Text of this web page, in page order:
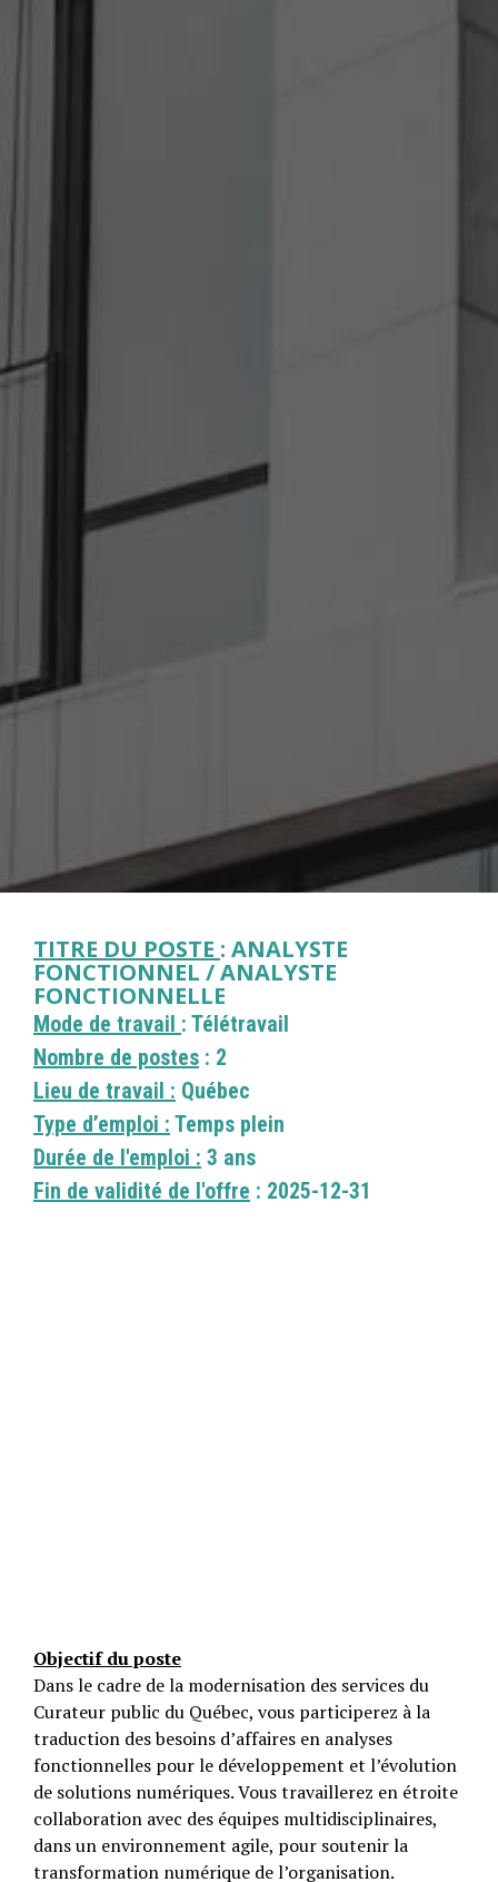
TITRE DU POSTE : ANALYSTE
FONCTIONNEL / ANALYSTE
FONCTIONNELLE
Mode de travail : Télétravail
Nombre de postes : 2
Lieu de travail : Québec
Type d’emploi : Temps plein
Durée de l'emploi : 3 ans
Fin de validité de l'offre : 2025-12-31
Objectif du poste
Dans le cadre de la modernisation des services du
Curateur public du Québec, vous participerez à la
traduction des besoins d’affaires en analyses
fonctionnelles pour le développement et l’évolution
de solutions numériques. Vous travaillerez en étroite
collaboration avec des équipes multidisciplinaires,
dans un environnement agile, pour soutenir la
transformation numérique de l’organisation.